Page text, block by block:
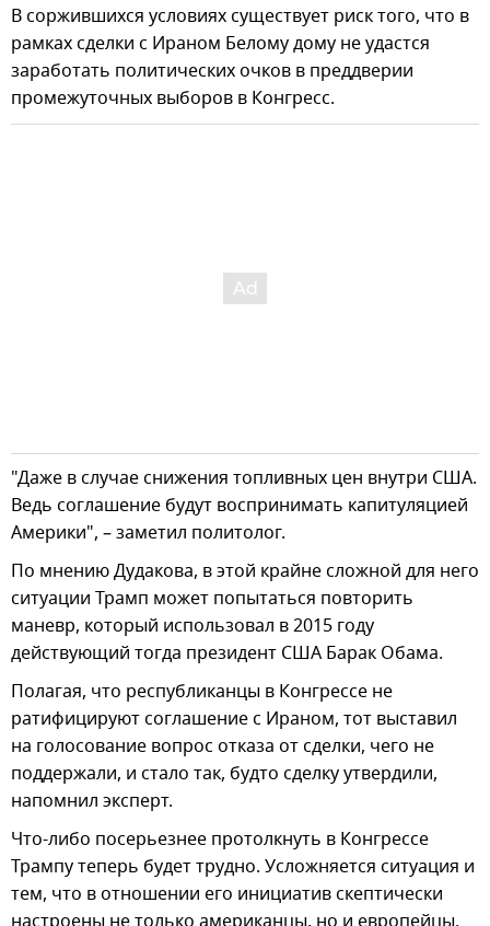
В соржившихся условиях существует риск того, что в
рамках сделки с Ираном Белому дому не удастся
заработать политических очков в преддверии
промежуточных выборов в Конгресс.
"Даже в случае снижения топливных цен внутри США.
Ведь соглашение будут воспринимать капитуляцией
Америки", – заметил политолог.
По мнению Дудакова, в этой крайне сложной для него
ситуации Трамп может попытаться повторить
маневр, который использовал в 2015 году
действующий тогда президент США Барак Обама.
Полагая, что республиканцы в Конгрессе не
ратифицируют соглашение с Ираном, тот выставил
на голосование вопрос отказа от сделки, чего не
поддержали, и стало так, будто сделку утвердили,
напомнил эксперт.
Что-либо посерьезнее протолкнуть в Конгрессе
Трампу теперь будет трудно. Усложняется ситуация и
тем, что в отношении его инициатив скептически